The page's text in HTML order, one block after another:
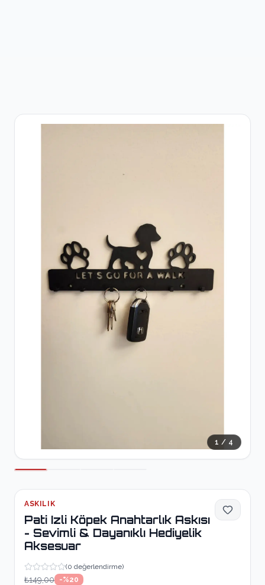
1 / 4
ASKILIK
Pati Izli Köpek Anahtarlık Askısı
- Sevimli & Dayanıklı Hediyelik
Aksesuar
(0 değerlendirme)
₺149,00 -%20